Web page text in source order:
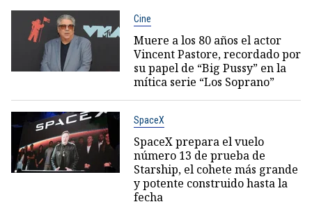
Cine
Muere a los 80 años el actor
Vincent Pastore, recordado por
su papel de “Big Pussy” en la
mítica serie “Los Soprano”
SpaceX
SpaceX prepara el vuelo
número 13 de prueba de
Starship, el cohete más grande
y potente construido hasta la
fecha